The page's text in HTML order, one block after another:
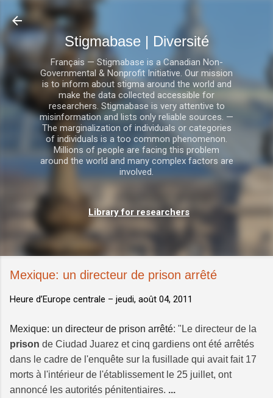
Stigmabase | Diversité
Français — Stigmabase is a Canadian Non-
Governmental & Nonprofit Initiative. Our mission
is to inform about stigma around the world and
make the data collected accessible for
researchers. Stigmabase is very attentive to
misinformation and lists only reliable sources. —
The marginalization of individuals or categories
of individuals is a too common phenomenon.
Millions of people are facing this problem
around the world and many complex factors are
involved.
Library for researchers
Mexique: un directeur de prison arrêté
Heure d’Europe centrale – jeudi, août 04, 2011
Mexique: un directeur de prison arrêté: "Le directeur de la
prison de Ciudad Juarez et cinq gardiens ont été arrêtés
dans le cadre de l'enquête sur la fusillade qui avait fait 17
morts à l'intérieur de l'établissement le 25 juillet, ont
annoncé les autorités pénitentiaires. ...